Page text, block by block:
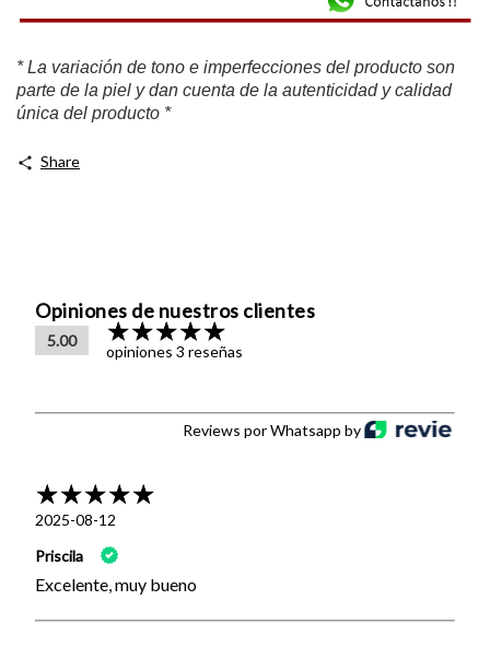
* La variación de tono e imperfecciones del producto son
parte de la piel y dan cuenta de la autenticidad y calidad
única del producto *
Share
Opiniones de nuestros clientes
5.00
opiniones 3 reseñas
Reviews por Whatsapp by
2025-08-12
Priscila
Excelente, muy bueno